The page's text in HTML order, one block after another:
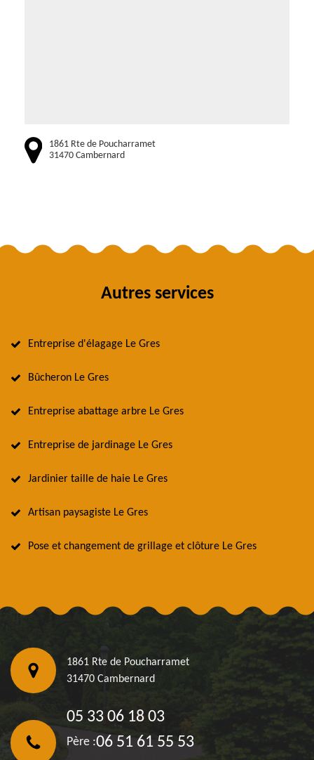
1861 Rte de Poucharramet
31470 Cambernard
Autres services
Entreprise d'élagage Le Gres
Bûcheron Le Gres
Entreprise abattage arbre Le Gres
Entreprise de jardinage Le Gres
Jardinier taille de haie Le Gres
Artisan paysagiste Le Gres
Pose et changement de grillage et clôture Le Gres
1861 Rte de Poucharramet
31470 Cambernard
05 33 06 18 03
Père :06 51 61 55 53